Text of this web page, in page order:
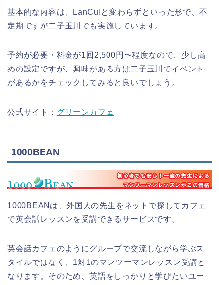
基本的な内容は、LanCulと変わらずといった形で、不
定期ですが二子玉川でも実施しています。
予約が必要・料金が1回2,500円〜程度なので、少し高
めの設定ですが、興味がある方は二子玉川でイベント
があるかをチェックしてみると良いでしょう。
公式サイト： グリーンカフェ
1000BEAN
1000BEANは、外国人の先生をネットで探してカフェ
で英会話レッスンを受講できるサービスです。
英会話カフェのようにグループで交流しながら学ぶス
タイルではなく、1対1のマンツーマンレッスン受講と
なります。そのため、英語をしっかりと学びたいユー